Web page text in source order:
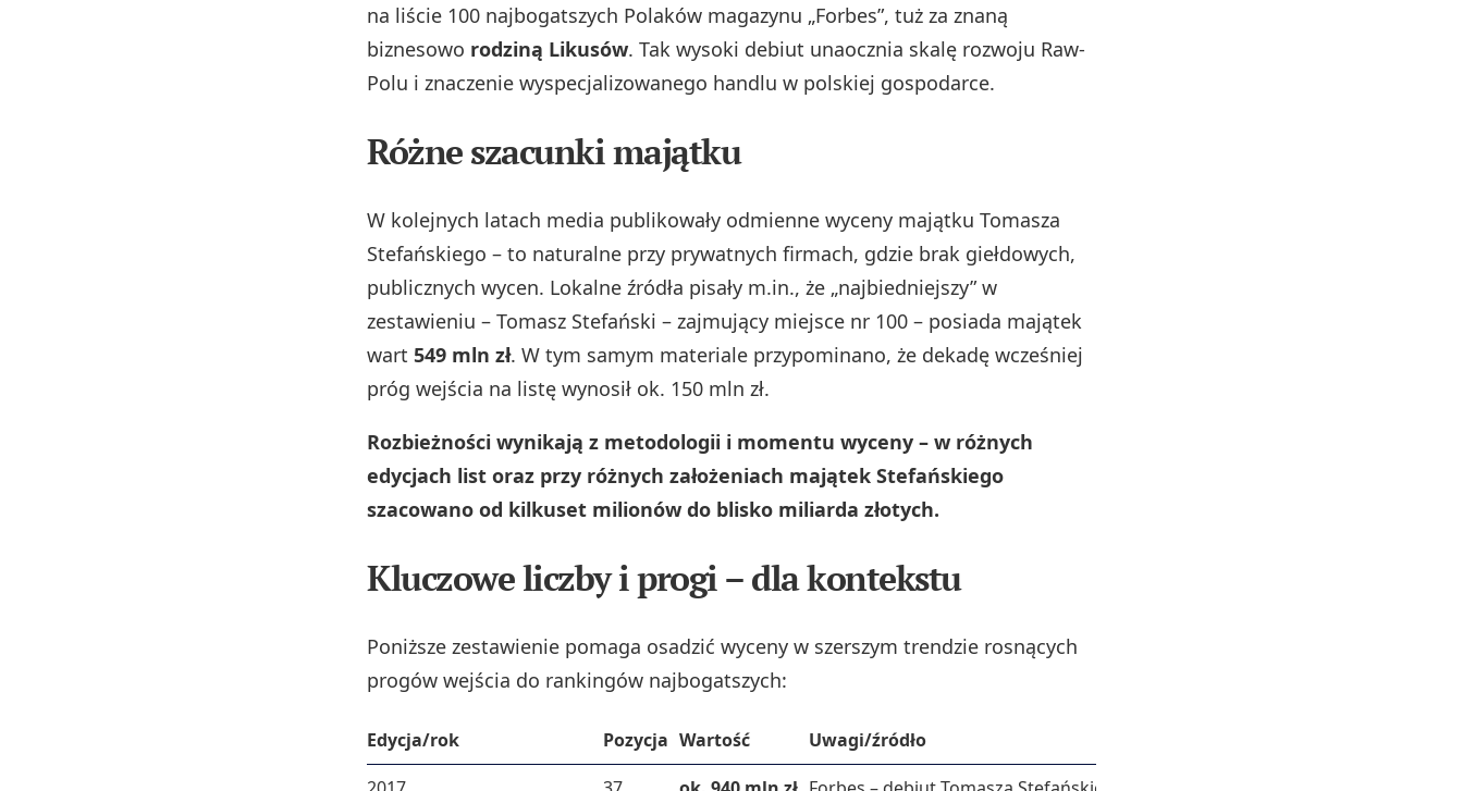
na liście 100 najbogatszych Polaków magazynu „Forbes”, tuż za znaną
biznesowo rodziną Likusów. Tak wysoki debiut unaocznia skalę rozwoju Raw-
Polu i znaczenie wyspecjalizowanego handlu w polskiej gospodarce.
Różne szacunki majątku
W kolejnych latach media publikowały odmienne wyceny majątku Tomasza
Stefańskiego – to naturalne przy prywatnych firmach, gdzie brak giełdowych,
publicznych wycen. Lokalne źródła pisały m.in., że „najbiedniejszy” w
zestawieniu – Tomasz Stefański – zajmujący miejsce nr 100 – posiada majątek
wart 549 mln zł. W tym samym materiale przypominano, że dekadę wcześniej
próg wejścia na listę wynosił ok. 150 mln zł.
Rozbieżności wynikają z metodologii i momentu wyceny – w różnych
edycjach list oraz przy różnych założeniach majątek Stefańskiego
szacowano od kilkuset milionów do blisko miliarda złotych.
Kluczowe liczby i progi – dla kontekstu
Poniższe zestawienie pomaga osadzić wyceny w szerszym trendzie rosnących
progów wejścia do rankingów najbogatszych:
Edycja/rok Pozycja Wartość
Uwagi/źródło